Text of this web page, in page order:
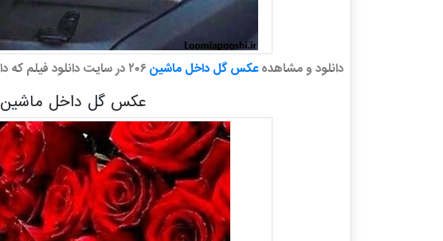
دانلود و مشاهدهعکس گل داخل ماشین
عکس گل داخل ماشین ۲۰۶